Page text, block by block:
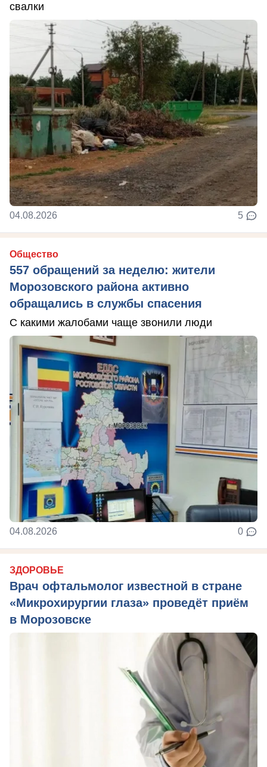
свалки
04.08.2026 5
Общество
557 обращений за неделю: жители
Морозовского района активно
обращались в службы спасения
С какими жалобами чаще звонили люди
04.08.2026 0
ЗДОРОВЬЕ
Врач офтальмолог известной в стране
«Микрохирургии глаза» проведёт приём
в Морозовске